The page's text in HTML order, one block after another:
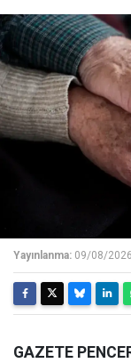
Yayınlanma: 09/08/
GAZETE